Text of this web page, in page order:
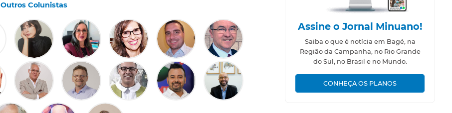
Outros Colunistas
Assine o Jornal Minuano!
Saiba o que é notícia em Bagé, na
Região da Campanha, no Rio Grande
do Sul, no Brasil e no Mundo.
CONHEÇA OS PLANOS